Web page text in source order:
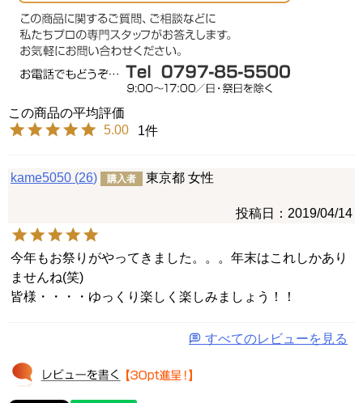
5.00 1
kame5050 26 購入者 東京都 女性
投稿日 2019/04/14
今年もお祭りがやってきました。。。年末はこれしかあり
ませんね(笑)
皆様・・・・ゆっくり楽しく楽しみましょう！！
すべてのレビューを見る